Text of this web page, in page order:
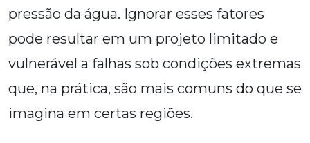
pressão da água. Ignorar esses fatores
pode resultar em um projeto limitado e
vulnerável a falhas sob condições extremas
que, na prática, são mais comuns do que se
imagina em certas regiões.